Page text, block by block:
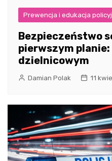
Prewencja i edukacja
Bezpieczeństwo
pierwszym
dzielnicowym
Damian Polak 11